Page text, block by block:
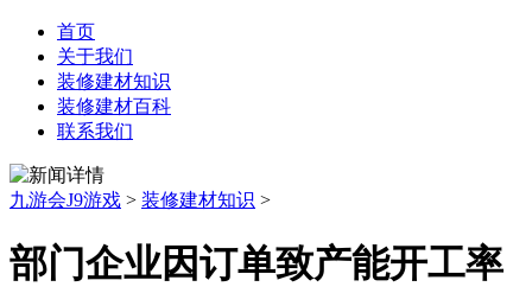
首页
关于我们
装修建材知识
装修建材百科
联系我们
九游会J9游戏 > 装修建材知识 >
部门企业因订单致产能开工率